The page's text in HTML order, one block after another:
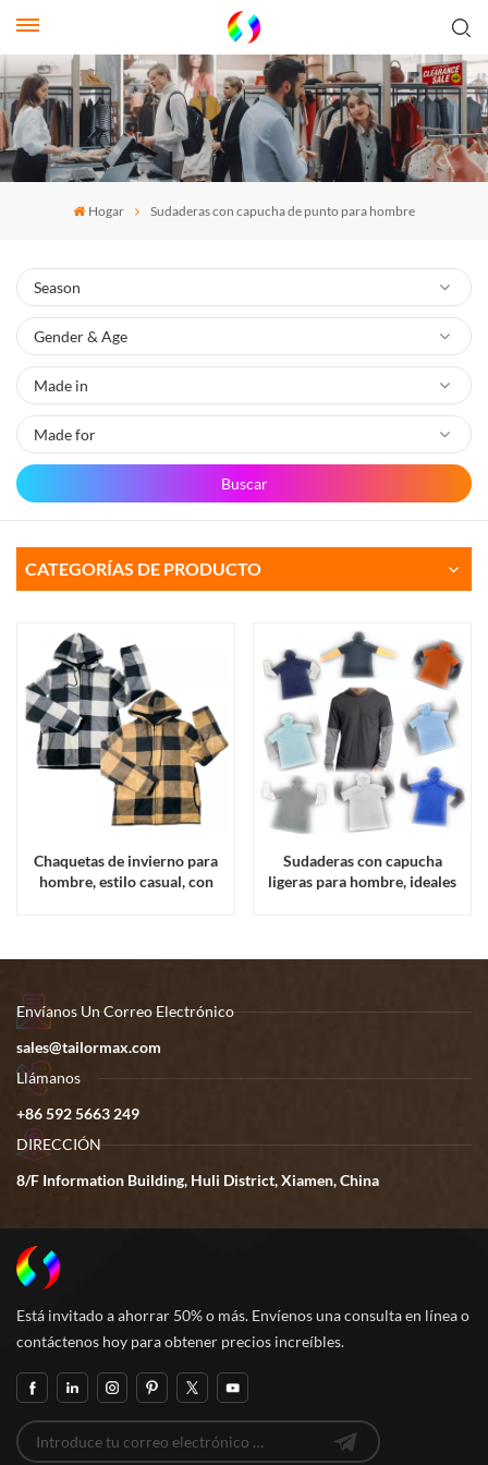
Hogar Sudaderas con capucha de punto para hombre
Buscar
CATEGORÍAS DE PRODUCTO
Chaquetas de invierno para
hombre, estilo casual, con
Sudaderas con capucha
ligeras para hombre, ideales
Envíanos Un Correo Electrónico
sales@tailormax.com
Llámanos
+86 592 5663 249
DIRECCIÓN
8/F Information Building, Huli District, Xiamen, China
Está invitado a ahorrar 50% o más. Envíenos una consulta en línea o
contáctenos hoy para obtener precios increíbles.